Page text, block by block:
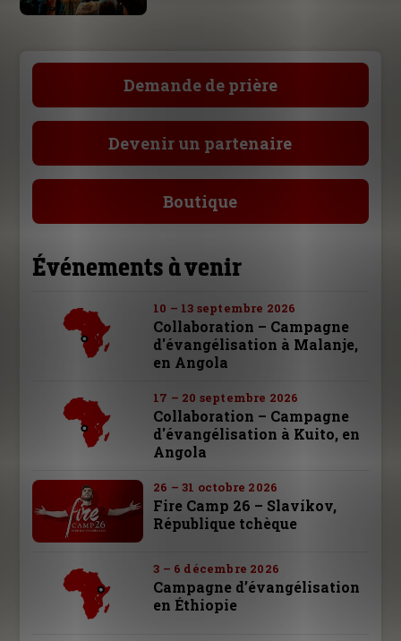
Demande de prière
Devenir un partenaire
Boutique
Événements à venir
10 – 13 septembre 2026
Collaboration – Campagne
d'évangélisation à Malanje,
en Angola
17 – 20 septembre 2026
Collaboration – Campagne
d'évangélisation à Kuito, en
Angola
26 – 31 octobre 2026
Fire Camp 26 – Slavíkov,
République tchèque
3 – 6 décembre 2026
Campagne d’évangélisation
en Éthiopie